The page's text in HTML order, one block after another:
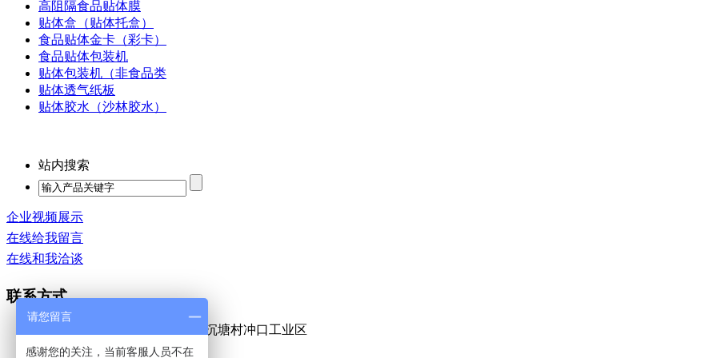
高阻隔食品贴体膜
贴体盒（贴体托盒）
食品贴体金卡（彩卡）
食品贴体包装机
贴体包装机（非食品类
贴体透气纸板
贴体胶水（沙林胶水）
站内搜索
企业视频展示
在线给我留言
在线和我洽谈
联系方式
广东东莞市中堂镇蕉利沉塘村冲口工业区
电话：0769-88128391
请您留言
感谢您的关注，当前客服人员不在